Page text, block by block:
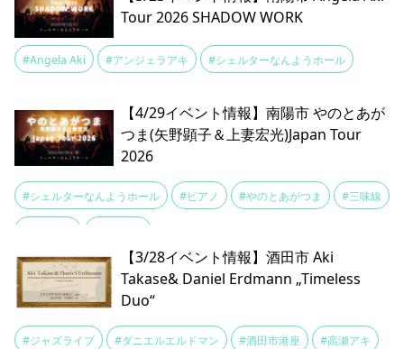
Tour 2026 SHADOW WORK
#Angela Aki #アンジェラアキ #シェルターなんようホール
【4/29イベント情報】南陽市 やのとあが
つま(矢野顕子＆上妻宏光)Japan Tour
2026
#シェルターなんようホール #ピアノ #やのとあがつま #三味線
【3/28イベント情報】酒田市 Aki
Takase& Daniel Erdmann „Timeless
Duo“
#ジャズライブ #ダニエルエルドマン #酒田市港座 #高瀬アキ